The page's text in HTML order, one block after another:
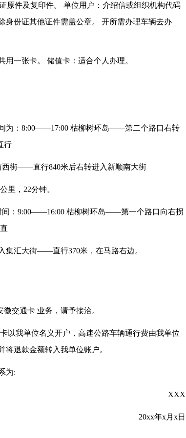
原件及复印件。 单位用户：介绍信或组织机构代码
身份证其他证件需盖公章。 开所需办理车辆去办
一张卡。 储值卡：适合个人办理。
为：8:00——17:00 枯柳树环岛——第二个路口右转
行
街——直行840米后右转进入新顺南大街
里，22分钟。
间：9:00——16:00 枯柳树环岛——第一个路口向右拐
集汇大街——直行370米，在马路右边。
交通卡 业务，请予接洽。
以我单位名义开户，高速公路车辆通行费由我单位
退款金额转入我单位账户。
为:
XXX
20xx年x月x日